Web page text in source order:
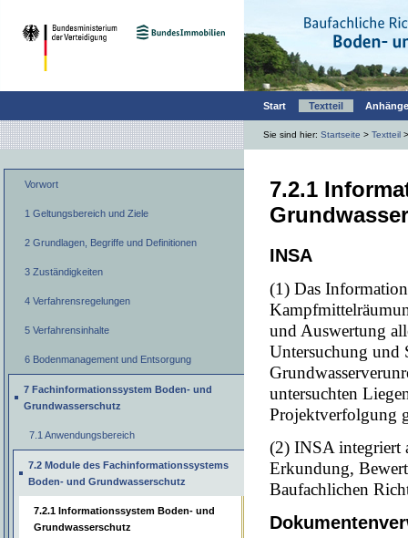
Start Textteil
Sie sind hier: Startseite > Textteil
Vorwort
1 Geltungsbereich und Ziele
2 Grundlagen, Begriffe und Definitionen
3 Zuständigkeiten
4 Verfahrensregelungen
5 Verfahrensinhalte
6 Bodenmanagement und Entsorgung
7 Fachinformationssystem Boden- und
Grundwasserschutz
7.1 Anwendungsbereich
7.2 Module des Fachinformationssystems
Boden- und Grundwasserschutz
7.2.1 Informationssystem Boden- und
Grundwasserschutz
7.2.1
INSA
(1) Das
und Auswertung
Untersuchung und
untersuchten
Projektverfolgung
(2) INSA integriert
Erkundung,
Baufachlichen